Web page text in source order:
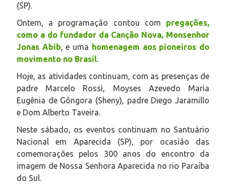
(SP).
Ontem, a programação contou com pregações,
como a do fundador da Canção Nova, Monsenhor
Jonas Abib, e uma homenagem aos pioneiros do
movimento no Brasil.
Hoje, as atividades continuam, com as presenças de
padre Marcelo Rossi, Moyses Azevedo Maria
Eugênia de Gôngora (Sheny), padre Diego Jaramillo
e Dom Alberto Taveira.
Neste sábado, os eventos continuam no Santuário
Nacional em Aparecida (SP), por ocasião das
comemorações pelos 300 anos do encontro da
imagem de Nossa Senhora Aparecida no rio Paraíba
do Sul.